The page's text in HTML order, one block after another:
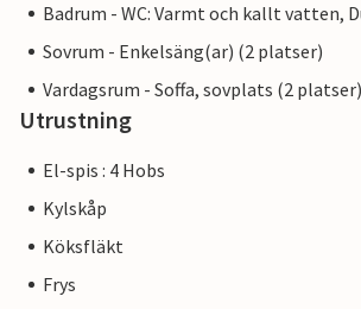
Badrum - WC: Varmt och kallt vatten,
Sovrum - Enkelsäng(ar) (2 platser)
Vardagsrum - Soffa, sovplats (2 platser)
Utrustning
El-spis : 4 Hobs
Kylskåp
Köksfläkt
Frys